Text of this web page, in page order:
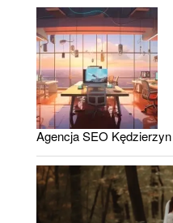
Agencja SEO